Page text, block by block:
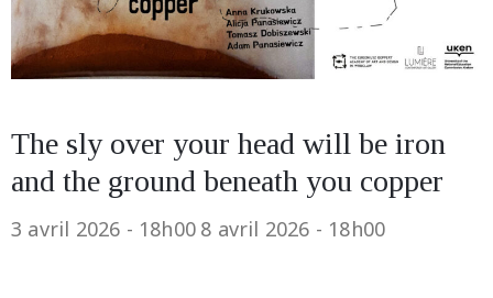
The sly over your head will be iron
and the ground beneath you copper
3 avril 2026 - 18h00 8 avril 2026 - 18h00